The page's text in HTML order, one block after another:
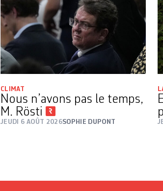
CLIMAT
Nous n’avons pas le temps,
M. Rösti
JEUDI 6 AOÛT 2026SOPHIE DUPONT